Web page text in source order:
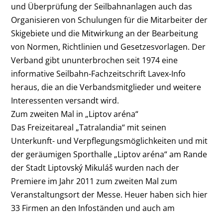
und Überprüfung der Seilbahnanlagen auch das
Organisieren von Schulungen für die Mitarbeiter der
Skigebiete und die Mitwirkung an der Bearbeitung
von Normen, Richtlinien und Gesetzesvorlagen. Der
Verband gibt ununterbrochen seit 1974 eine
informative Seilbahn-Fachzeitschrift Lavex-Info
heraus, die an die Verbandsmitglieder und weitere
Interessenten versandt wird.
Zum zweiten Mal in „Liptov aréna“
Das Freizeitareal „Tatralandia“ mit seinen
Unterkunft- und Verpflegungsmöglichkeiten und mit
der geräumigen Sporthalle „Liptov aréna“ am Rande
der Stadt Liptovský Mikuláš wurden nach der
Premiere im Jahr 2011 zum zweiten Mal zum
Veranstaltungsort der Messe. Heuer haben sich hier
33 Firmen an den Infoständen und auch am